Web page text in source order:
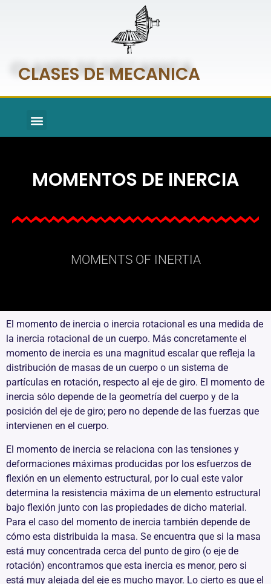
CLASES DE MECANICA
MOMENTOS DE INERCIA
MOMENTS OF INERTIA
El momento de inercia o inercia rotacional es una medida de
la inercia rotacional de un cuerpo. Más concretamente el
momento de inercia es una magnitud escalar que refleja la
distribución de masas de un cuerpo o un sistema de
partículas en rotación, respecto al eje de giro. El momento de
inercia sólo depende de la geometría del cuerpo y de la
posición del eje de giro; pero no depende de las fuerzas que
intervienen en el cuerpo.
El momento de inercia se relaciona con las tensiones y
deformaciones máximas producidas por los esfuerzos de
flexión en un elemento estructural, por lo cual este valor
determina la resistencia máxima de un elemento estructural
bajo flexión junto con las propiedades de dicho material.
Para el caso del momento de inercia también depende de
cómo esta distribuida la masa. Se encuentra que si la masa
está muy concentrada cerca del punto de giro (o eje de
rotación) encontramos que esta inercia es menor, pero si
está muy alejada del eje es mucho mayor. Lo cierto es que el